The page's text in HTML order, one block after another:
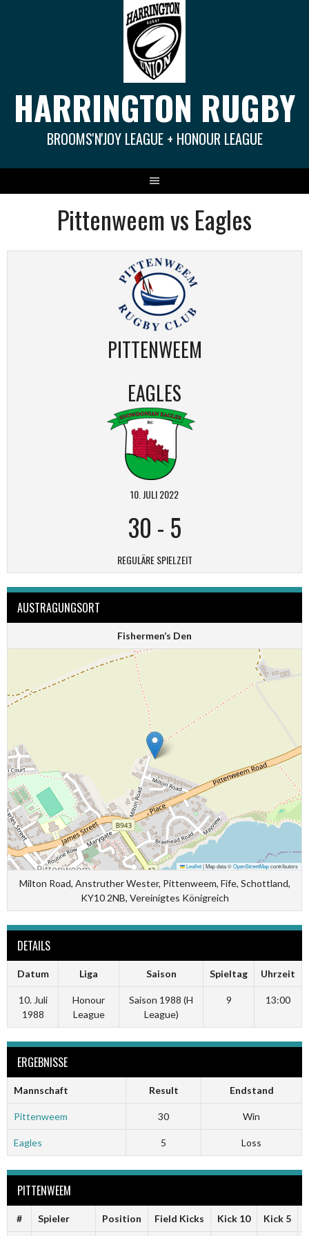
HARRINGTON RUGBY
BROOMS'N'JOY LEAGUE + HONOUR LEAGUE
Pittenweem vs Eagles
PITTENWEEM
EAGLES
10. JULI 2022
30 - 5
REGULÄRE SPIELZEIT
AUSTRAGUNGSORT
Fishermen’s Den
Leaflet|Map data ©OpenStreetMapcontributors
Milton Road, Anstruther Wester, Pittenweem, Fife, Schottland,
KY10 2NB, Vereinigtes Königreich
DETAILS
Datum Liga Saison Spieltag Uhrzeit
10. Juli
1988
Honour
League
Saison 1988 (H
League)
9 13:00
ERGEBNISSE
Mannschaft Result Endstand
Pittenweem 30 Win
Eagles 5 Loss
PITTENWEEM
# Spieler Position Field Kicks Kick 10 Kick 5